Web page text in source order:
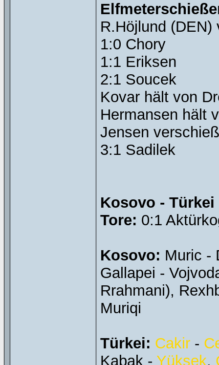
R.Höjlund (DEN)
1:0 Chory
1:1 Eriksen
2:1 Soucek
Kovar hält von
Hermansen hält
Jensen
3:1 Sadilek
Kosovo - Türkei
Tore: 0:1
Kosovo: Muric -
Gallapei -
Rrahmani),
Muriqi
Türkei: Cakir -
Kabak - Yüksek,